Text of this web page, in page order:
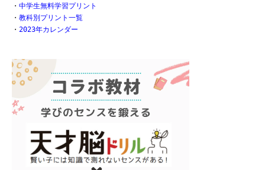
・ 中学生無料学習プリント
・ 教科別プリント一覧
・ 2023年カレンダー